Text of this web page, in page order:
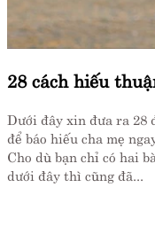
28 cách hiếu
Dưới đây xin đưa ra 28
để báo hiếu cha mẹ
Cho dù bạn chỉ có hai
dưới đây thì cũng đã...